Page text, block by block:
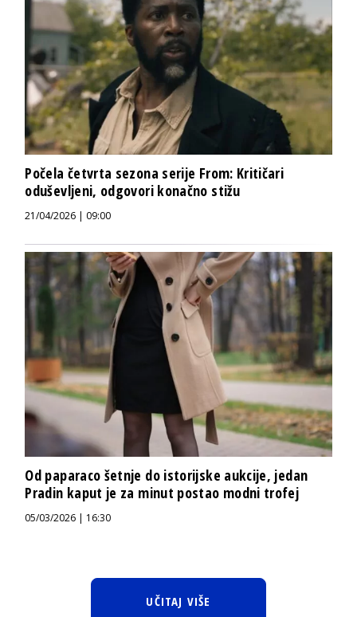
Počela četvrta sezona serije From: Kritičari
oduševljeni, odgovori konačno stižu
21/04/2026 | 09:00
Od paparaco šetnje do istorijske aukcije, jedan
Pradin kaput je za minut postao modni trofej
05/03/2026 | 16:30
UČITAJ VIŠE